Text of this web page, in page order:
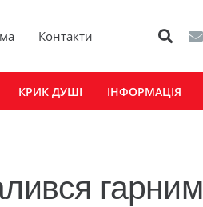
Контакти
КРИК ДУШІ ІНФОРМАЦІЯ
гарним